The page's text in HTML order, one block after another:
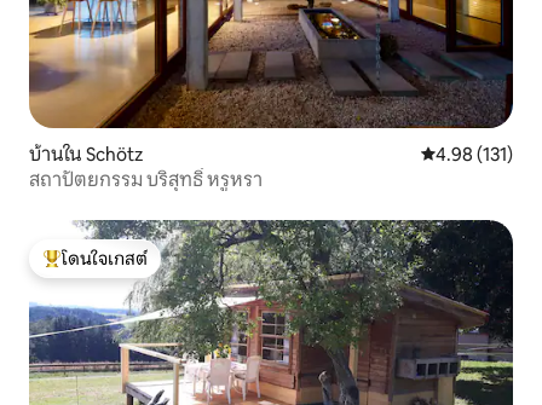
บ้านใน Schötz คะแนนเฉลี่ย
4.98 (131)
สถาปัตยกรรม บริสุทธิ์ หรูหรา
โดนใจเกสต์ที่สุด
โดนใจเกสต์